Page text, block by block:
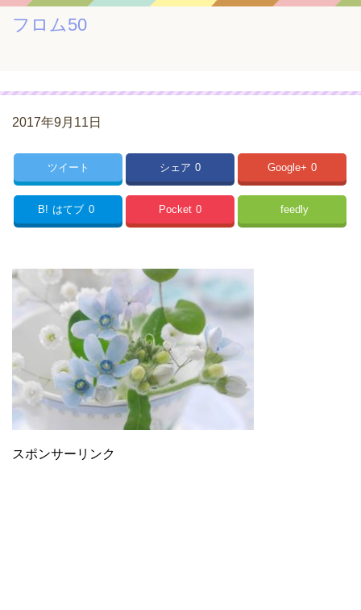
フロム50
2017年9月11日
ツイート シェア 0 Google+ 0
B! はてブ 0 Pocket 0 feedly
スポンサーリンク